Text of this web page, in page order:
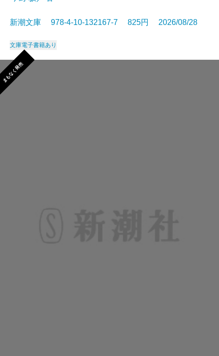
新潮文庫 978-4-10-132167-7 825円 2026/08/28
文庫電子書籍あり
まもなく発売